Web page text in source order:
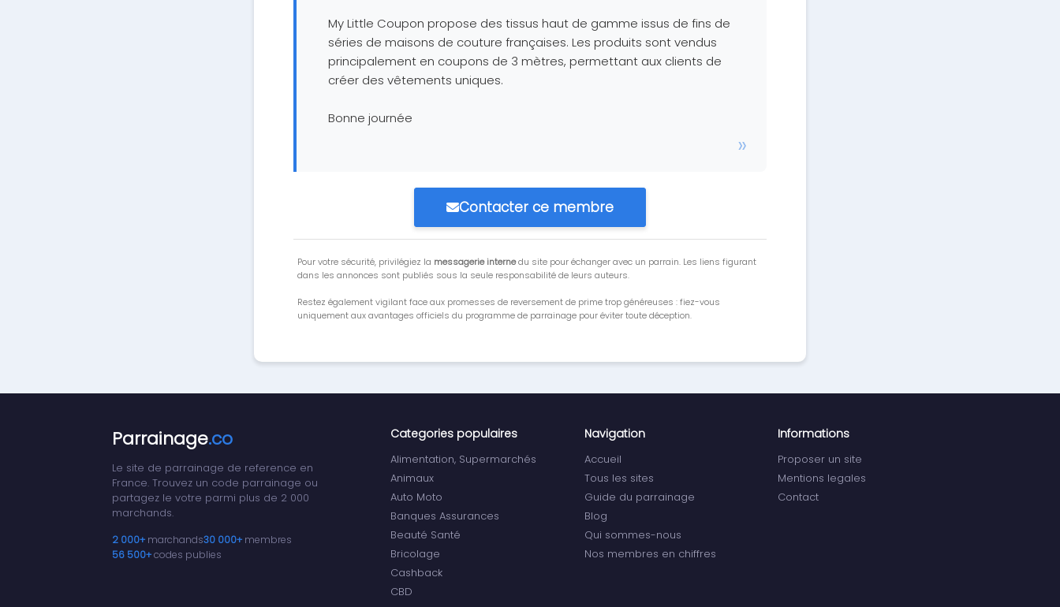
My Little Coupon propose des tissus haut de gamme issus de fins de
séries de maisons de couture françaises. Les produits sont vendus
principalement en coupons de 3 mètres, permettant aux clients de
créer des vêtements uniques.
Bonne journée
Contacter ce membre
Pour votre sécurité, privilégiez la messagerie internedu site pour échanger avec un parrain. Les liens figurant
dans les annonces sont publiés sous la seule responsabilité de leurs auteurs.
Restez également vigilant face aux promesses de reversement de prime trop généreuses : fiez-vous
uniquement aux avantages officiels du programme de parrainage pour éviter toute déception.
Parrainage.co
Le site de parrainage de reference en
France. Trouvez un code parrainage ou
partagez le votre parmi plus de 2 000
marchands.
2 000+ marchands30 000+ membres
56 500+codes publies
Categories populaires
Alimentation, Supermarchés
Animaux
Auto Moto
Banques Assurances
Beauté Santé
Bricolage
Cashback
CBD
Navigation
Accueil
Tous les sites
Guide du parrainage
Blog
Qui sommes-nous
Nos membres en chiffres
Informations
Proposer un site
Mentions legales
Contact